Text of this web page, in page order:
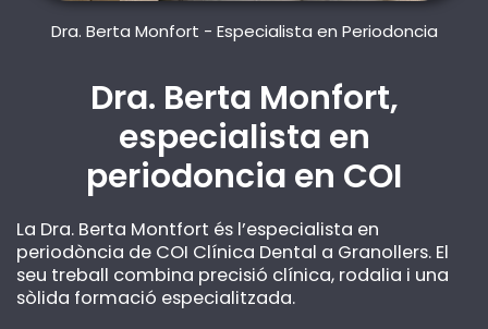
Dra. Berta Monfort - Especialista en Periodoncia
Dra. Berta Monfort,
especialista en
periodoncia en COI
La Dra. Berta Montfort és l’especialista en
periodòncia de COI Clínica Dental a Granollers. El
seu treball combina precisió clínica, rodalia i una
sòlida formació especialitzada.